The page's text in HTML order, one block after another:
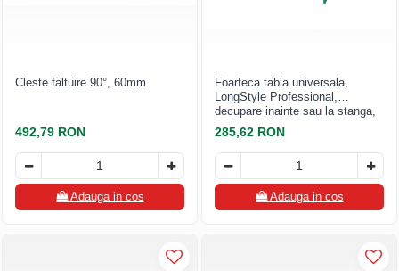
Cleste faltuire 90°, 60mm
492,79 RON
Adauga in cos
Foarfeca tabla universala,
LongStyle Professional,
decupare inainte sau la stanga,
maner PVC rosu, max. 1,2mm
titan zinc si 0,8mm otel
prevopsit, Freund
285,62 RON
Adauga in cos